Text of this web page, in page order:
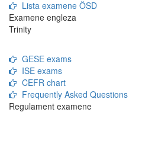
Lista examene ÖSD
Examene engleza
Trinity
GESE exams
ISE exams
CEFR chart
Frequently Asked Questions
Regulament examene